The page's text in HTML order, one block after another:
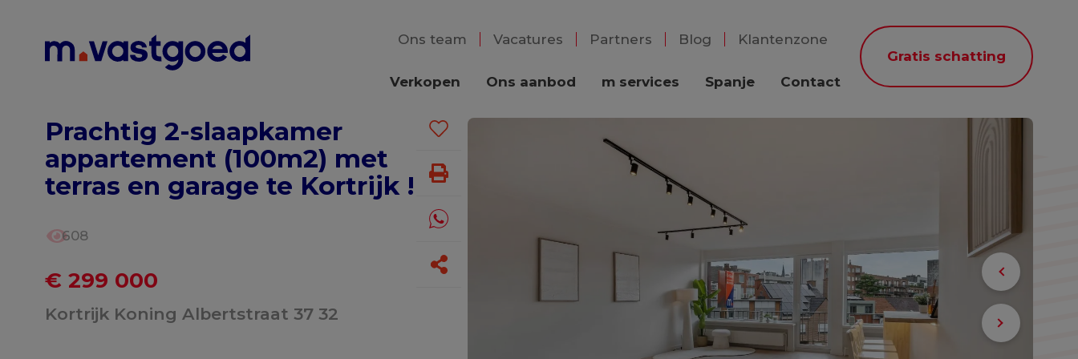
Ons team
Vacatures Partners Blog Klantenzone
Verkopen Ons aanbod m services Spanje Contact
Gratis schatting
Prachtig 2-slaapkamer
appartement (100m2) met
terras en garage te Kortrijk !
608
€ 299 000
Kortrijk Koning Albertstraat 37 32
Previous
Next